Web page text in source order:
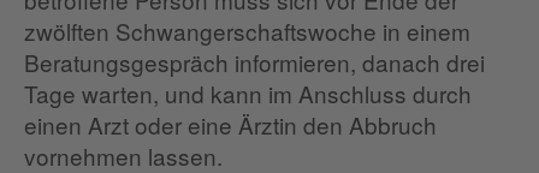
zwölften Schwangerschaftswoche in einem
Beratungsgespräch informieren, danach drei
Tage warten, und kann im Anschluss durch
einen Arzt oder eine Ärztin den Abbruch
vornehmen lassen.